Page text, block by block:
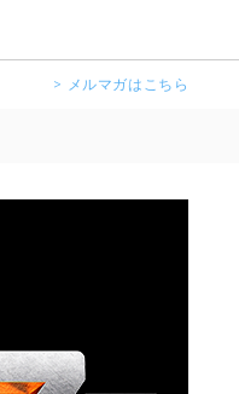
> メルマガはこちら